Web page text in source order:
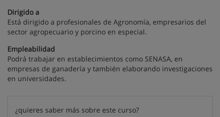
Dirigido a
Está dirigido a profesionales de Agronomía, empresarios del
sector agropecuario y porcino en especial.
Empleabilidad
Podrá trabajar en establecimientos como SENASA, en
empresas de ganadería y también elaborando investigaciones
en universidades.
¿quieres saber más sobre este curso?